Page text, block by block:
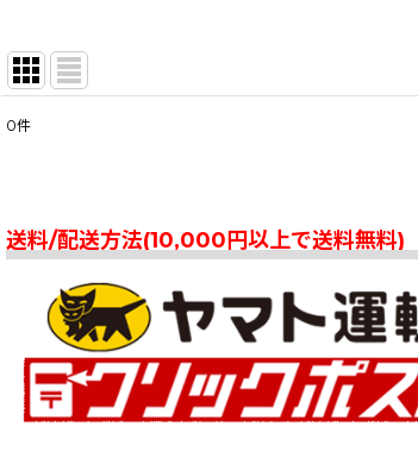
並び順:
0件
送料/配送方法(10,000円以上で送料無料)